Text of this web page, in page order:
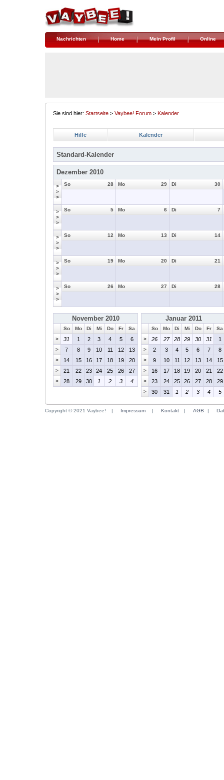
Nachrichten Home Mein Profil Online
Sie sind hier: Startseite > Vaybee! Forum > Kalender
Hilfe Kalender
Standard-Kalender
Dezember 2010
>
>
>
28
So 29
Mo 30
Di
>
>
>
5
So 6
Mo 7
Di
>
>
>
12
So 13
Mo 14
Di
>
>
>
19
So 20
Mo 21
Di
>
>
>
26
So 27
Mo 28
Di
November 2010
So Mo Di Mi Do Fr
Sa
>
31 1 2 3 4 5 6
> 7 8 9 10 11 12 13
> 14 15 16 17 18 19 20
> 21 22 23 24 25 26 27
> 28 29 30 1 2 3 4
Januar 2011
So Mo Di Mi Do Fr
Sa
>
26 27 28 29 30 31 1
> 2 3 4 5 6 7 8
> 9 10 11 12 13 14 15
> 16 17 18 19 20 21 22
> 23 24 25 26 27 28 29
> 30 31 1 2 3 4 5
Copyright © 2021 Vaybee! | Impressum | Kontakt | AGB |